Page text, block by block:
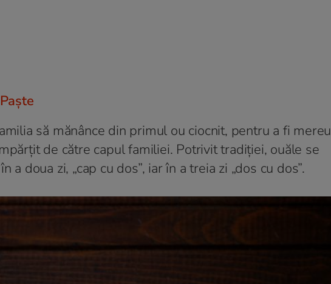
să mănânce din primul ou ciocnit, pentru a fi mereu
de către capul familiei. Potrivit tradiţiei, ouăle se
a doua zi, „cap cu dos”, iar în a treia zi „dos cu dos”.